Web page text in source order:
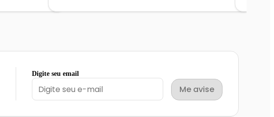
Digite seu email
Me avise